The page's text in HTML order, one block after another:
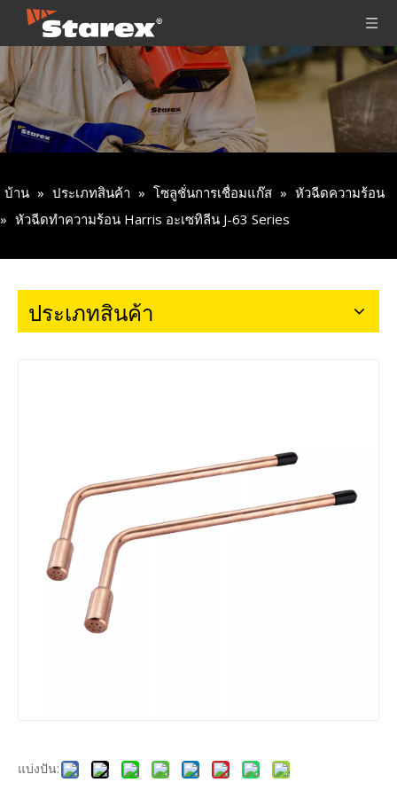
บ้าน » ประเภทสินค้า » โซลูชั่นการเชื่อมแก๊ส » หัวฉีดความร้อน
» หัวฉีดทำความร้อน Harris อะเซทิลีน J-63 Series
ประเภทสินค้า
แบ่งปัน: